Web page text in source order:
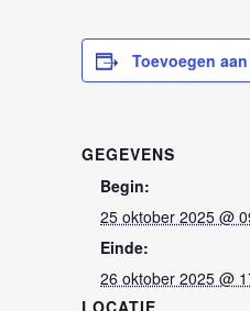
Toevoegen
GEGEVENS
Begin:
25 oktober 2025 @
Einde:
26 oktober 2025 @
LOCATIE